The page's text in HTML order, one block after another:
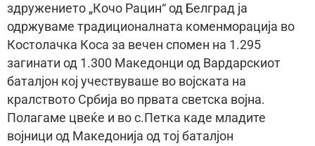
здружението „Кочо Рацин“ од Белград ја
одржуваме традиционалната коменморација во
Костолачка Коса за вечен спомен на 1.295
загинати од 1.300 Македонци од Вардарскиот
баталјон кој учествуваше во војската на
кралството Србија во првата светска војна.
Полагаме цвеќе и во с.Петка каде младите
војници од Македонија од тој баталјон